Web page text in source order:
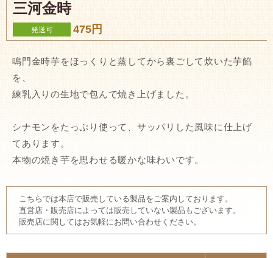
三河金時
発送可 475円
鳴門金時芋をほっくりと蒸してから裏ごして炊いた芋餡
を、
練乳入りの生地で包んで焼き上げました。
シナモンをたっぷり使って、サッパリした風味に仕上げ
てあります。
本物の焼き芋を思わせる暖かな味わいです。
こちらでは本店で販売している製品をご案内しております。
直営店・販売店によっては販売していない製品もございます。
販売店に関してはお気軽にお問い合わせください。